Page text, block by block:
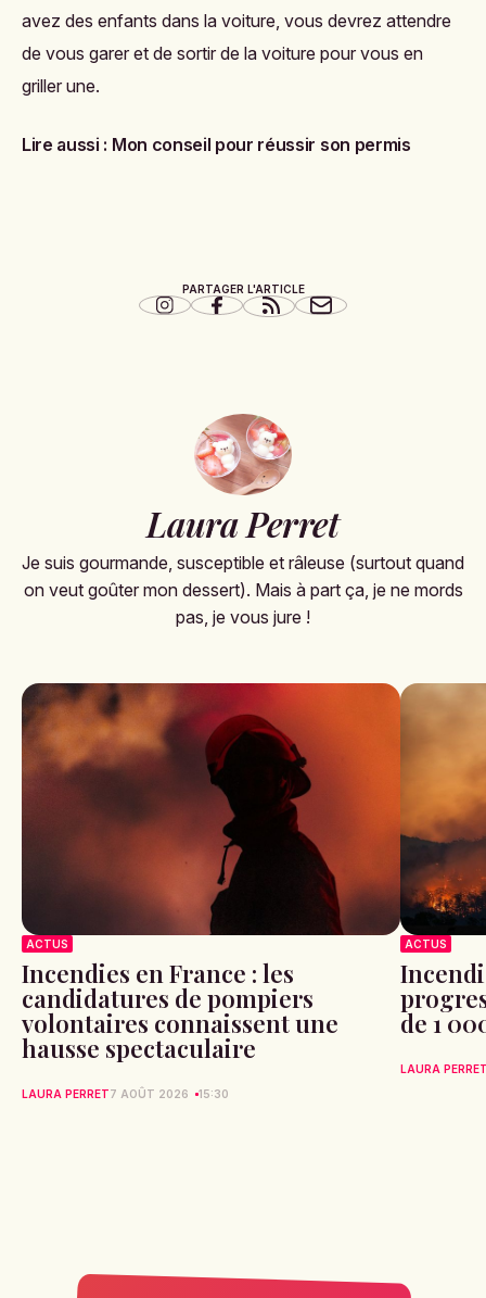
avez des enfants dans la voiture, vous devrez attendre
de vous garer et de sortir de la voiture pour vous en
griller une.
Lire aussi : Mon conseil pour réussir son permis
PARTAGER L'ARTICLE
Laura Perret
Je suis gourmande, susceptible et râleuse (surtout quand
on veut goûter mon dessert). Mais à part ça, je ne mords
pas, je vous jure !
ACTUS
Incendies en France : les
candidatures de pompiers
volontaires connaissent une
hausse spectaculaire
LAURA PERRET7 AOÛT 2026 15:30
ACTUS
de 1
LAURA